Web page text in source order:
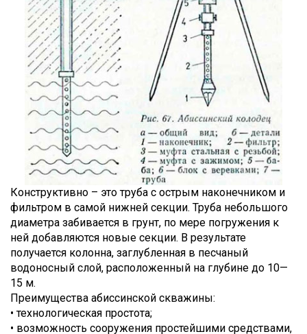
Конструктивно – это труба с острым наконечником и
фильтром в самой нижней секции. Труба небольшого
диаметра забивается в грунт, по мере погружения к
ней добавляются новые секции. В результате
получается колонна, заглубленная в песчаный
водоносный слой, расположенный на глубине до 10—
15 м.
Преимущества абиссинской скважины:
• технологическая простота;
• возможность сооружения простейшими средствами,